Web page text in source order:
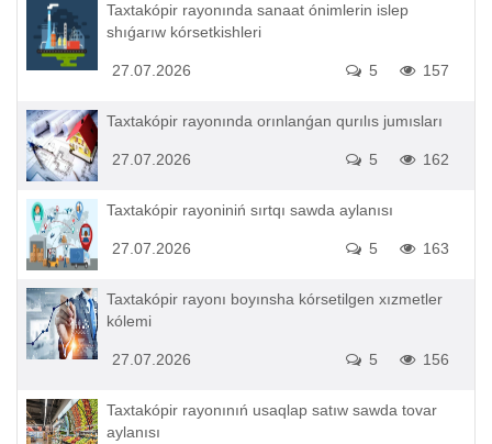
Taxtakópir rayonında sanaat ónimlerin islep
shıǵarıw kórsetkishleri
27.07.2026 157
5
Taxtakópir rayonında orınlanǵan qurılıs jumısları
27.07.2026 162
5
Taxtakópir rayoniniń sırtqı sawda aylanısı
27.07.2026 163
5
Taxtakópir rayonı boyınsha kórsetilgen xızmetler
kólemi
27.07.2026 156
5
Taxtakópir rayonınıń usaqlap satıw sawda tovar
aylanısı